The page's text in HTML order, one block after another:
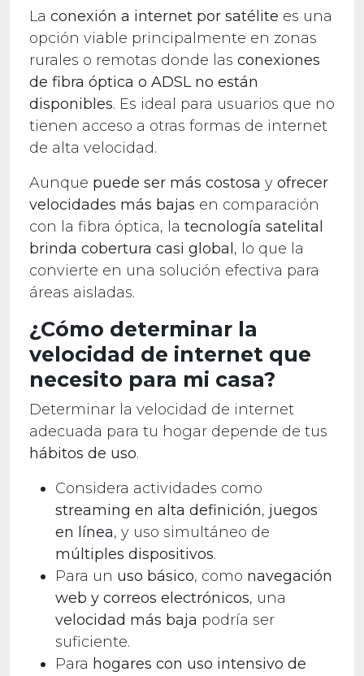
La conexión a internet por satélite es una
opción viable principalmente en zonas
rurales o remotas donde las conexiones
de fibra óptica o ADSL no están
disponibles. Es ideal para usuarios que no
tienen acceso a otras formas de internet
de alta velocidad.
Aunque puede ser más costosa y ofrecer
velocidades más bajas en comparación
con la fibra óptica, la tecnología satelital
brinda cobertura casi global , lo que la
convierte en una solución efectiva para
áreas aisladas.
¿Cómo determinar la
velocidad de internet que
necesito para mi casa?
Determinar la velocidad de internet
adecuada para tu hogar depende de tus
hábitos de uso.
Considera actividades como
streaming en alta definición, juegos
en línea, y uso simultáneo de
múltiples dispositivos.
Para un uso básico, como navegación
web y correos electrónicos, una
velocidad más baja podría ser
suficiente.
Para hogares con uso intensivo de